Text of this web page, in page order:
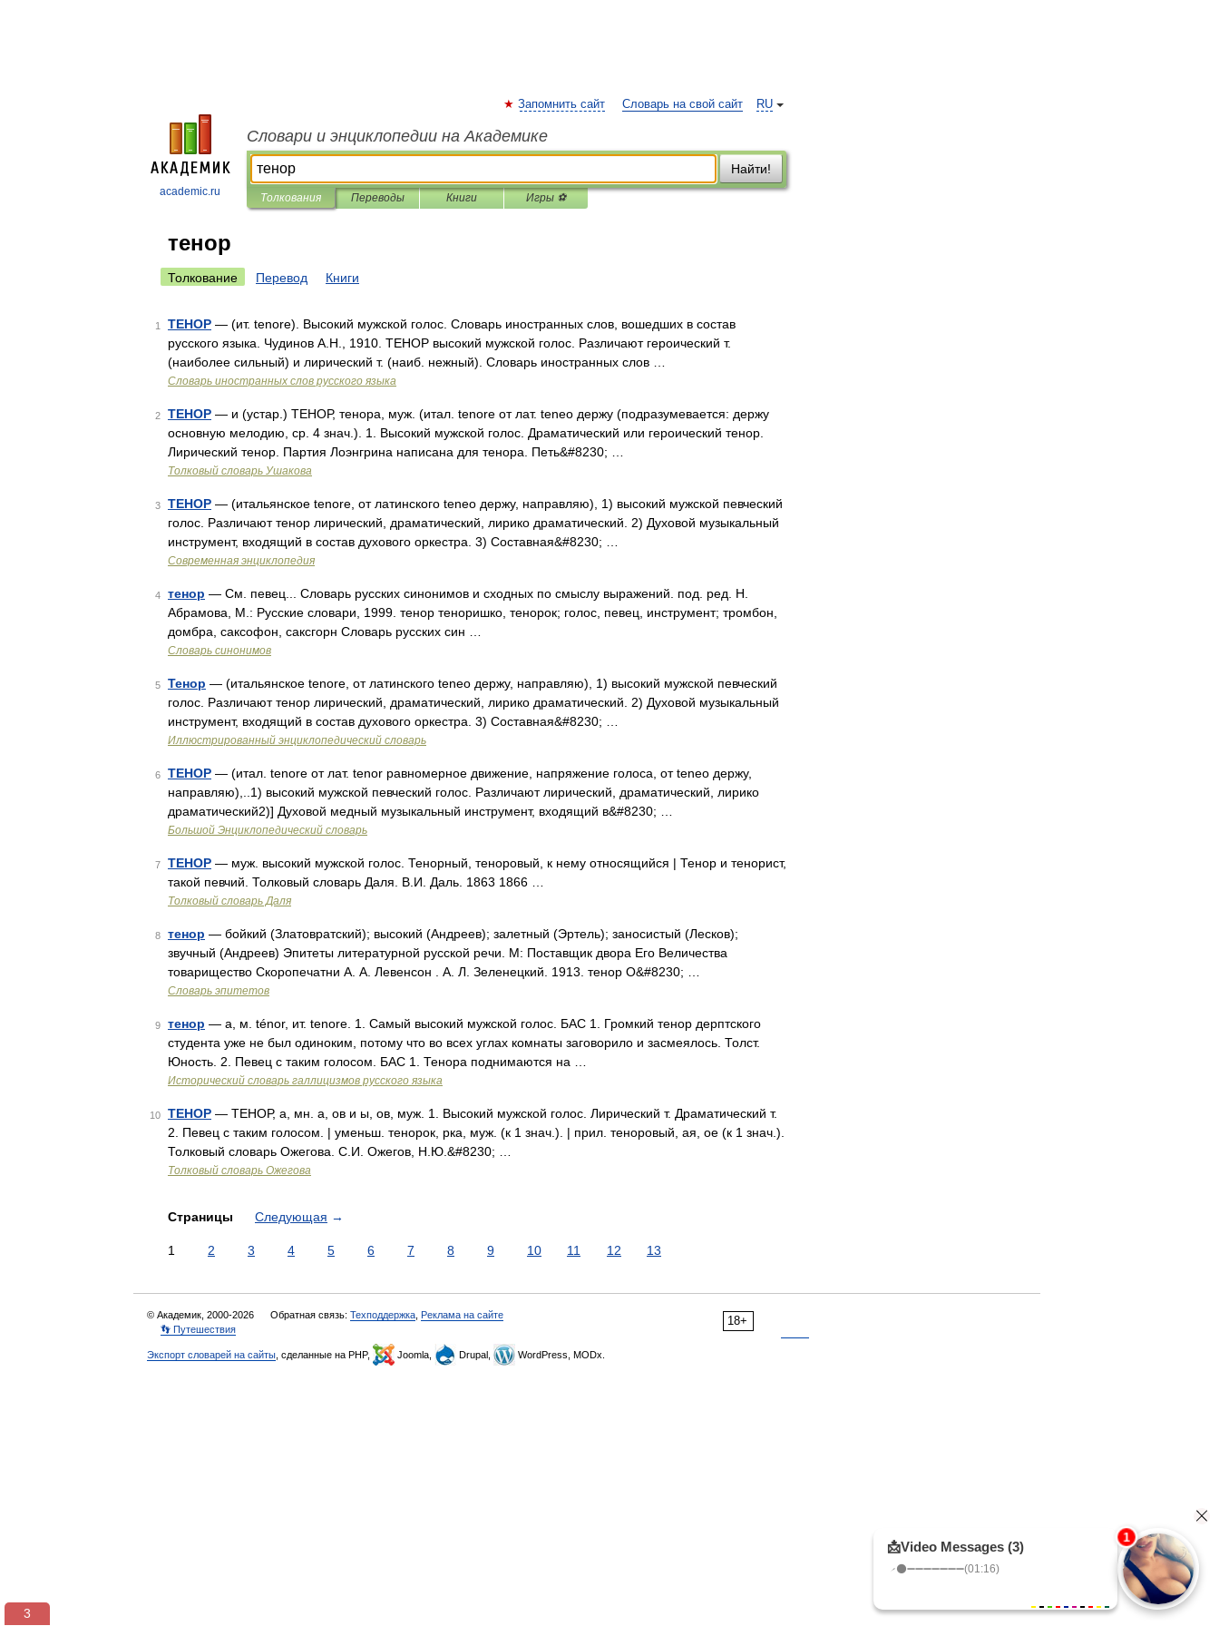
academic.ru
RU
Запомнить сайт Словарь на свой сайт
Словари и энциклопедии на Академике
Найти!
Толкования Переводы Книги Игры ⚽
тенор
Толкование Перевод Книги
1 ТЕНОР — (ит. tenore). Высокий мужской голос. Словарь иностранных слов, вошедших в состав
русского языка. Чудинов А.Н., 1910. ТЕНОР высокий мужской голос. Различают героический т.
(наиболее сильный) и лирический т. (наиб. нежный). Словарь иностранных слов …
Словарь иностранных слов русского языка
2 ТЕНОР — и (устар.) ТЕНОР, тенора, муж. (итал. tenore от лат. teneo держу (подразумевается: держу
основную мелодию, ср. 4 знач.). 1. Высокий мужской голос. Драматический или героический тенор.
Лирический тенор. Партия Лоэнгрина написана для тенора. Петь&#8230; …
Толковый словарь Ушакова
3 ТЕНОР — (итальянское tenore, от латинского teneo держу, направляю), 1) высокий мужской певческий
голос. Различают тенор лирический, драматический, лирико драматический. 2) Духовой музыкальный
инструмент, входящий в состав духового оркестра. 3) Составная&#8230; …
Современная энциклопедия
4 тенор — См. певец... Словарь русских синонимов и сходных по смыслу выражений. под. ред. Н.
Абрамова, М.: Русские словари, 1999. тенор теноришко, тенорок; голос, певец, инструмент; тромбон,
домбра, саксофон, саксгорн Словарь русских син …
Словарь синонимов
5 Тенор — (итальянское tenore, от латинского teneo держу, направляю), 1) высокий мужской певческий
голос. Различают тенор лирический, драматический, лирико драматический. 2) Духовой музыкальный
инструмент, входящий в состав духового оркестра. 3) Составная&#8230; …
Иллюстрированный энциклопедический словарь
6 ТЕНОР — (итал. tenore от лат. tenor равномерное движение, напряжение голоса, от teneo держу,
направляю),..1) высокий мужской певческий голос. Различают лирический, драматический, лирико
драматический2)] Духовой медный музыкальный инструмент, входящий в&#8230; …
Большой Энциклопедический словарь
7 ТЕНОР — муж. высокий мужской голос. Тенорный, теноровый, к нему относящийся | Тенор и тенорист,
такой певчий. Толковый словарь Даля. В.И. Даль. 1863 1866 …
Толковый словарь Даля
8 тенор — бойкий (Златовратский); высокий (Андреев); залетный (Эртель); заносистый (Лесков);
звучный (Андреев) Эпитеты литературной русской речи. М: Поставщик двора Его Величества
товарищество Скоропечатни А. А. Левенсон . А. Л. Зеленецкий. 1913. тенор О&#8230; …
Словарь эпитетов
9 тенор — а, м. ténor, ит. tenore. 1. Самый высокий мужской голос. БАС 1. Громкий тенор дерптского
студента уже не был одиноким, потому что во всех углах комнаты заговорило и засмеялось. Толст.
Юность. 2. Певец с таким голосом. БАС 1. Тенора поднимаются на …
Исторический словарь галлицизмов русского языка
10 ТЕНОР — ТЕНОР, а, мн. а, ов и ы, ов, муж. 1. Высокий мужской голос. Лирический т. Драматический т.
2. Певец с таким голосом. | уменьш. тенорок, рка, муж. (к 1 знач.). | прил. теноровый, ая, ое (к 1 знач.).
Толковый словарь Ожегова. С.И. Ожегов, Н.Ю.&#8230; …
Толковый словарь Ожегова
Страницы Следующая →
1 2 3 4 5 6 7 8 9 10 11 12 13
18+
© Академик, 2000-2026 Обратная связь: Техподдержка Реклама на сайте
👣 Путешествия
Экспорт словарей на сайты , сделанные на PHP, Joomla, Drupal, WordPress, MODx.
3